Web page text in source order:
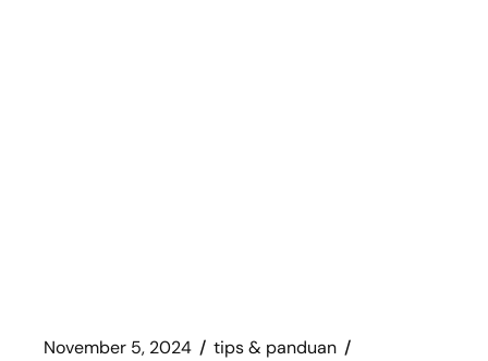
November 5, 2024 tips & panduan